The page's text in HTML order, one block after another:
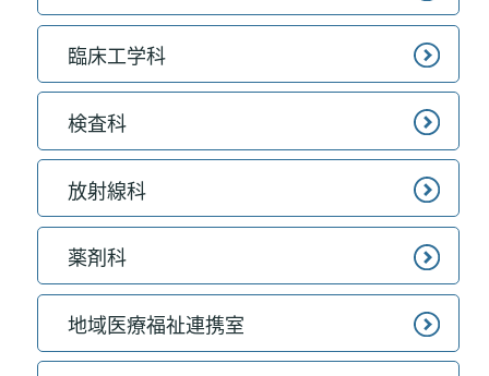
臨床工学科
検査科
放射線科
薬剤科
地域医療福祉連携室